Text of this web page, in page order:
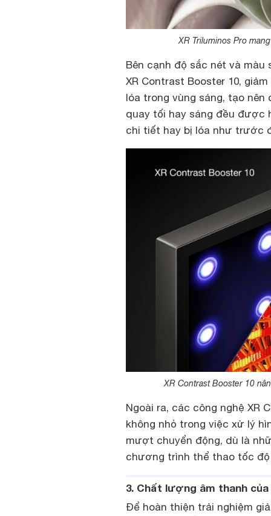
XR Triluminos Pro
Bên cạnh độ sắc nét và
XR Contrast Booster 10,
lóa trong vùng sáng, tạo
quay tối hay sáng đều được
chi tiết hay bị lóa như trước
XR Contrast Booster 10
Ngoài ra, các công nghệ XR
không nhỏ trong việc xử lý
mượt chuyển động, dù là
chương trình thể thao tốc độ
3. Chất lượng âm thanh của
Để hoàn thiện trải nghiệm